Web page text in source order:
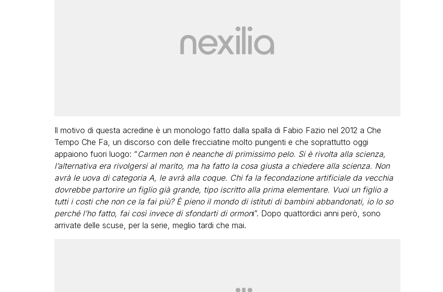
Il motivo di questa acredine è un monologo fatto dalla spalla di Fabio Fazio nel 2012 a Che
Tempo Che Fa, un discorso con delle frecciatine molto pungenti e che soprattutto oggi
appaiono fuori luogo: “Carmen non è neanche di primissimo pelo. Si è rivolta alla scienza,
l’alternativa era rivolgersi al marito, ma ha fatto la cosa giusta a chiedere alla scienza. Non
avrà le uova di categoria A, le avrà alla coque. Chi fa la fecondazione artificiale da vecchia
dovrebbe partorire un figlio già grande, tipo iscritto alla prima elementare. Vuoi un figlio a
tutti i costi che non ce la fai più? È pieno il mondo di istituti di bambini abbandonati, io lo so
perché l’ho fatto, fai così invece di sfondarti di ormoni”. Dopo quattordici anni però, sono
arrivate delle scuse, per la serie, meglio tardi che mai.